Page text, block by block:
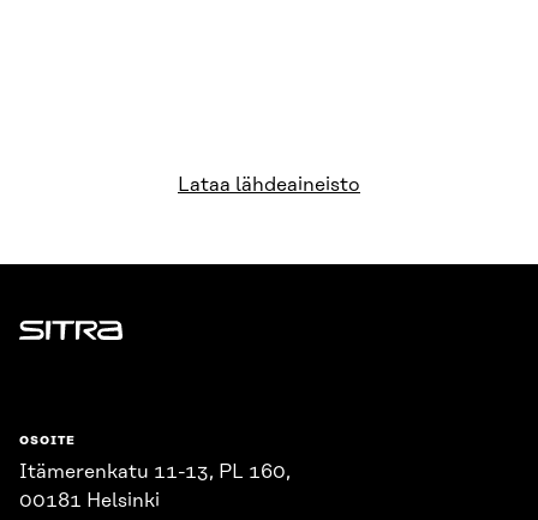
Lataa lähdeaineisto
Sitra
OSOITE
Itämerenkatu 11-13, PL 160,
00181 Helsinki